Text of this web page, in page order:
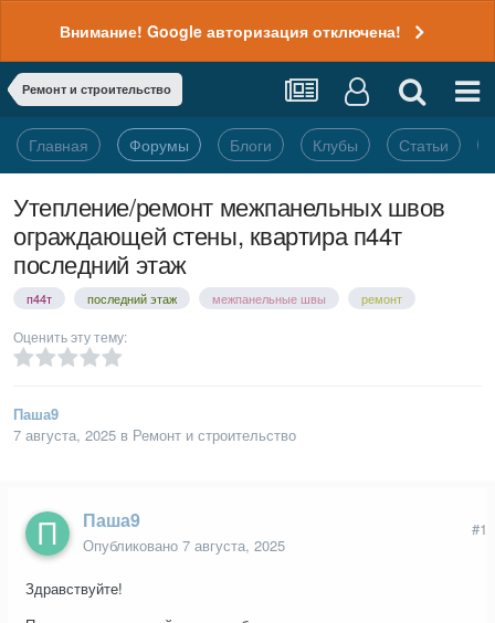
Внимание! Google авторизация отключена!
Ремонт и строительство
Главная Форумы Блоги Клубы Статьи
Утепление/ремонт межпанельных швов
ограждающей стены, квартира п44т
последний этаж
п44т последний этаж межпанельные швы ремонт
Оценить эту тему:
Паша9
7 августа, 2025 в Ремонт и строительство
Паша9
Опубликовано 7 августа, 2025
#1
Здравствуйте!